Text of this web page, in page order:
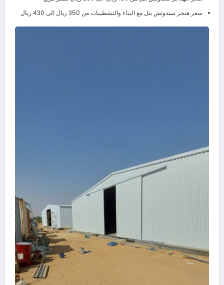
سعر هنجر سندوتش بنل مع البناء والتشطيبات من 350 ريال الى 430 ريال